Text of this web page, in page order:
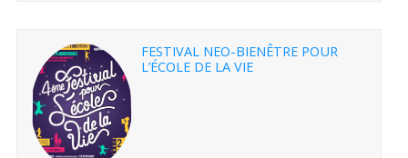
FESTIVAL NEO-BIENÊTRE POUR
L’ÉCOLE DE LA VIE